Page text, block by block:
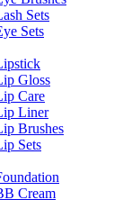
Sets
Sets
Gloss
Care
Liner
Brushes
Sets
Cream